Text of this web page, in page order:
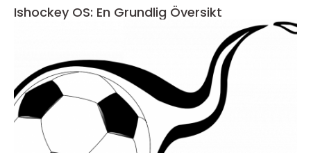
Ishockey OS: En Grundlig Översikt